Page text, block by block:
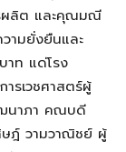
รผลิต และคุณมณี
ามยั่งยืนและ
าท แด่โรง
รเวชศาสตร์ผู้
นาภา คณบดี
ฎ์ วามวาณิชย์ ผู้